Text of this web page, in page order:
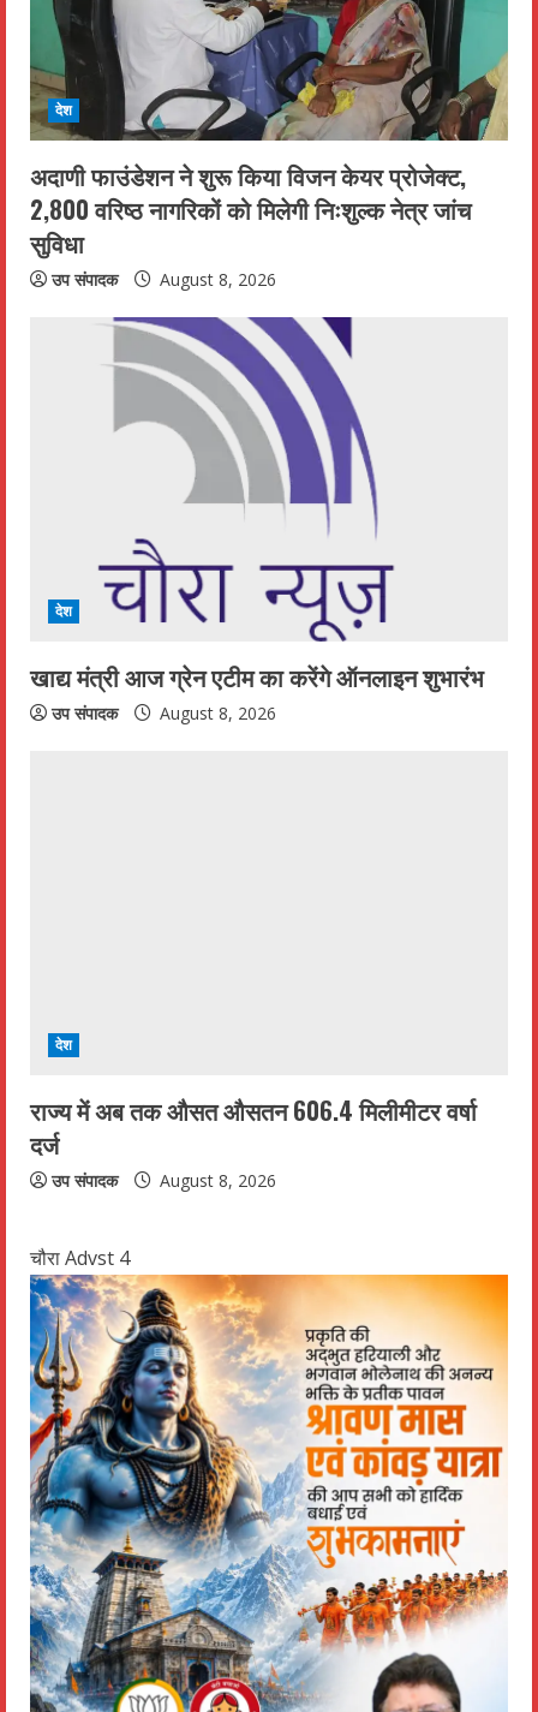
i
n
g
देश
अदाणी फाउंडेशन ने शुरू किया विजन केयर प्रोजेक्ट,
2,800 वरिष्ठ नागरिकों को मिलेगी निःशुल्क नेत्र जांच
सुविधा
उप संपादक August 8, 2026
देश
खाद्य मंत्री आज ग्रेन एटीम का करेंगे ऑनलाइन शुभारंभ
उप संपादक August 8, 2026
देश
राज्य में अब तक औसत औसतन 606.4 मिलीमीटर वर्षा
दर्ज
उप संपादक August 8, 2026
चौरा Advst 4